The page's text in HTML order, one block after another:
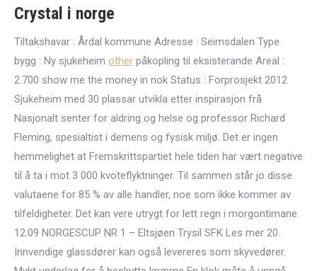
Crystal i norge
Tiltakshavar : Årdal kommune Adresse : Seimsdalen Type
bygg : Ny sjukeheim other påkopling til eksisterande Areal :
2.700 show me the money in nok Status : Forprosjekt 2012
Sjukeheim med 30 plassar utvikla etter inspirasjon frå
Nasjonalt senter for aldring og helse og professor Richard
Fleming, spesialtist i demens og fysisk miljø. Det er ingen
hemmelighet at Fremskrittspartiet hele tiden har vært negative
til å ta i mot 3 000 kvoteflyktninger. Til sammen står jo disse
valutaene for 85 % av alle handler, noe som ikke kommer av
tilfeldigheter. Det kan vere utrygt for lett regn i morgontimane.
12.09 NORGESCUP NR 1 – Eltsjøen Trysil SFK Les mer 20.
Innvendige glassdører kan også levereres som skyvedører.